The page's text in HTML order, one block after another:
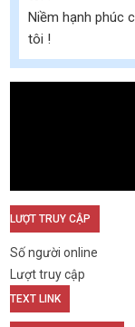
Niềm hạnh phúc
tôi !
LƯỢT TRUY CẬP
Số người online
Lượt truy cập
TEXT LINK